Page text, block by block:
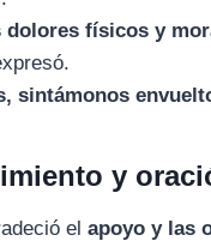
dolores físicos y
sintámonos
y
elapoyo y las